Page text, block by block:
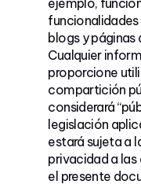
blogs y páginas
Cualquier
proporcione
compartición
considerará
legislación
estará sujeta a
privacidad a las
el presente